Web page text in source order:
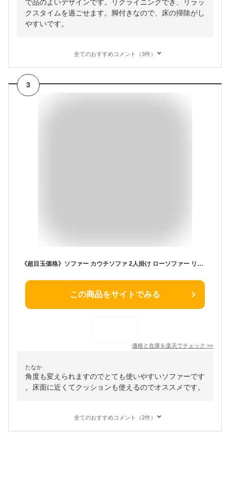
で品のよいデザインです。リクライニングでき、リラッ
クスタイムを過ごせます。脚付きなので、床の掃除がし
やすいです。
全てのおすすめコメント（3件）
3
《超目玉価格》ソファー カウチソファ 2人掛け ローソファー リクライニング コンパクトソファ カウチ 北欧 シンプル 角度調整 2way ロータイプ ローソファ コンパクト 2人 二人掛け おしゃれ かわいい 可愛い 一人暮らし
この商品をサイトでみる
価格と在庫を楽天でチェック >>
たなか
角度も変えられますのでとても使いやすいソファーです
。床面に近くてクッションも使えるのでオススメです。
全てのおすすめコメント（2件）